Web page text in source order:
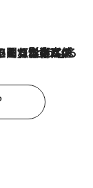
続く？《エネルギー専門家に聞く“どうなる日本の暮らし”》